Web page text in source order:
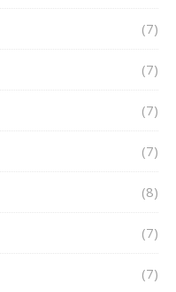
(7)
(7)
(7)
(7)
(8)
(7)
(7)